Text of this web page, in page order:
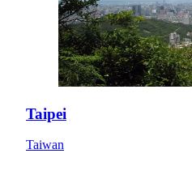
Taipei
Taiwan